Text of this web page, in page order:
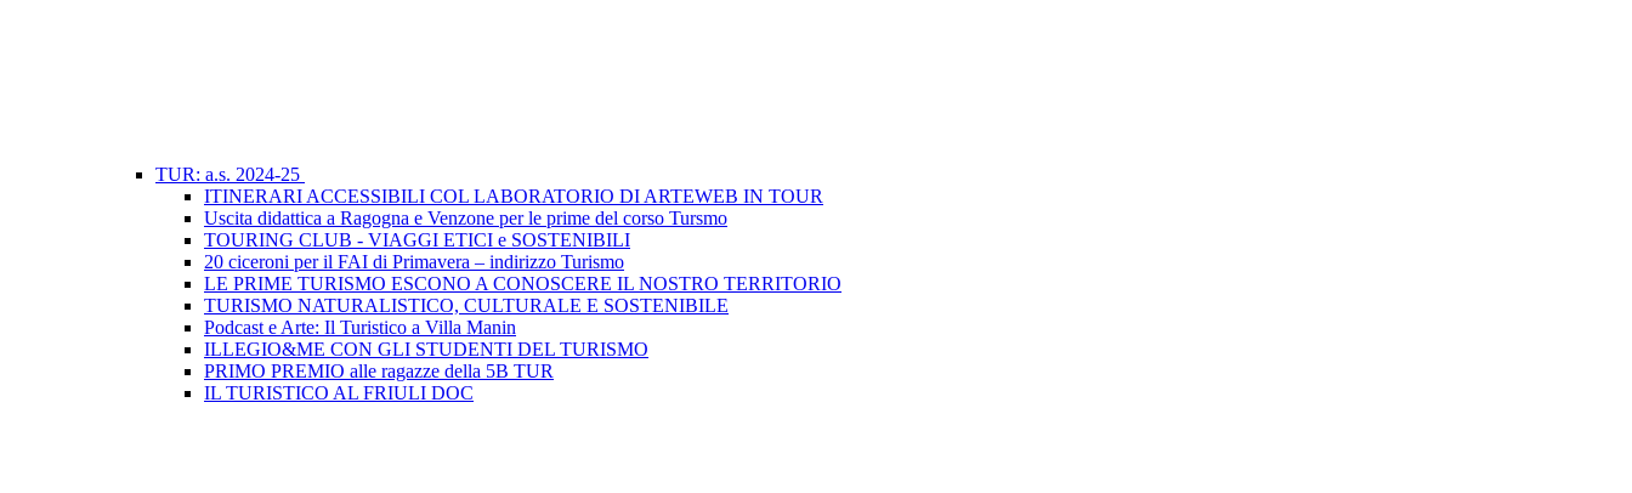
TUR: a.s. 2024-25
ITINERARI ACCESSIBILI COL LABORATORIO DI ARTEWEB IN TOUR
Uscita didattica a Ragogna e Venzone per le prime del corso Tursmo
TOURING CLUB - VIAGGI ETICI e SOSTENIBILI
20 ciceroni per il FAI di Primavera – indirizzo Turismo
LE PRIME TURISMO ESCONO A CONOSCERE IL NOSTRO TERRITORIO
TURISMO NATURALISTICO, CULTURALE E SOSTENIBILE
Podcast e Arte: Il Turistico a Villa Manin
ILLEGIO&ME CON GLI STUDENTI DEL TURISMO
PRIMO PREMIO alle ragazze della 5B TUR
IL TURISTICO AL FRIULI DOC